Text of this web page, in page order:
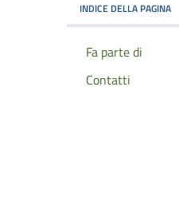
INDICE DELLA PAGINA
Fa parte di
Contatti